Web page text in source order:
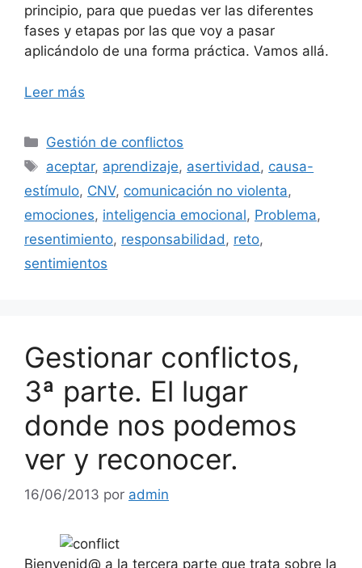
principio, para que puedas ver las diferentes
fases y etapas por las que voy a pasar
aplicándolo de una forma práctica. Vamos allá.
Leer más
Categorías
Gestión de conflictos
Etiquetas
aceptar, aprendizaje, asertividad , causa-
estímulo, CNV, comunicación no violenta,
emociones, inteligencia emocional, Problema,
resentimiento, responsabilidad , reto,
sentimientos
Gestionar conflictos,
3ª parte. El lugar
donde nos podemos
ver y reconocer.
16/06/2013 por admin
Bienvenid@ a la tercera parte que trata sobre la